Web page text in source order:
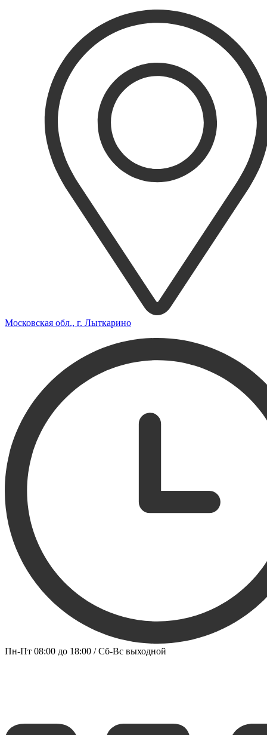
Московская обл., г. Лыткарино
Пн-Пт 08:00 до 18:00 / Сб-Вс выходной